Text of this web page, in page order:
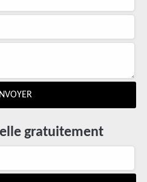
gratuitement